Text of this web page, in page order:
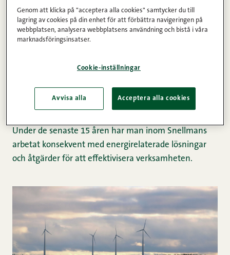
Från och med den 1 april tillverkas Snellmans
produkter till största del med hjälp av förnybar
betydande milstople, som man jobbat långsiktigt för
att uppnå. Förändringen gäller fabriken i Jakobstads
energianvändning.
Under de senaste 15 åren har man inom Snellmans
arbetat konsekvent med energirelaterade lösningar
och åtgärder för att effektivisera verksamheten.
Genom att klicka på "acceptera alla cookies" samtycker du till
lagring av cookies på din enhet för att förbättra navigeringen på
webbplatsen, analysera webbplatsens användning och bistå i våra
marknadsföringsinsatser.
Cookie-inställningar
Avvisa alla Acceptera alla cookies